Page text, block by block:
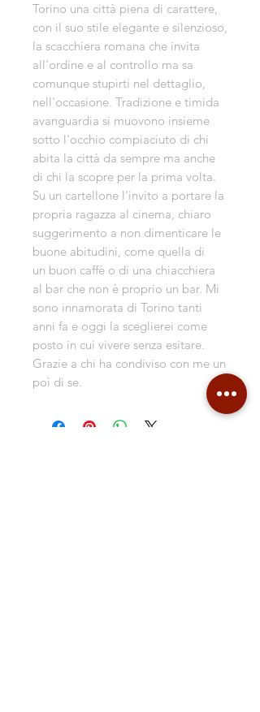
Torino una città piena di carattere,
con il suo stile elegante e silenzioso,
la scacchiera romana che invita
all'ordine e al controllo ma sa
comunque stupirti nel dettaglio,
nell'occasione. Tradizione e timida
avanguardia si muovono insieme
sotto l'occhio compiaciuto di chi
abita la città da sempre ma anche
di chi la scopre per la prima volta.
Su un cartellone l'invito a portare la
propria ragazza al cinema, chiaro
suggerimento a non dimenticare le
buone abitudini, come quella di
un buon caffè o di una chiacchiera
al bar che non è proprio un bar. Mi
sono innamorata di Torino tanti
anni fa e oggi la sceglierei come
posto in cui vivere senza esitare.
Grazie a chi ha condiviso con me un
poì di se.